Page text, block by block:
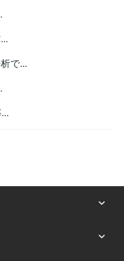
で...